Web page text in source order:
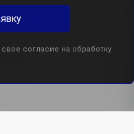
согласие на обработку